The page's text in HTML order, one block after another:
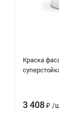
Краска
3 408₽ /